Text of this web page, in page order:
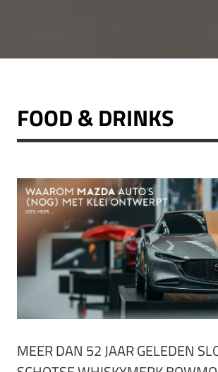
FOOD & DRINKS
MEER DAN 52 JAAR GELEDEN